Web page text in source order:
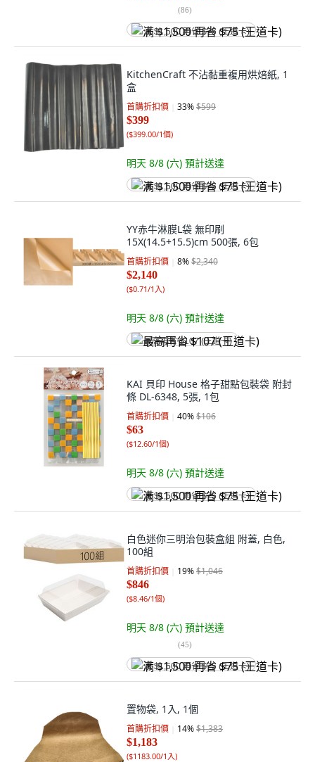
(86)
满 $1,500 再省 $75 (王道卡)
KitchenCraft 不沾黏重複用烘焙紙, 1
盒
首購折扣價 33%$599
$399
($399.00/1個)
明天 8/8 (六) 預計送達
满 $1,500 再省 $75 (王道卡)
YY赤牛淋膜L袋 無印刷
15X(14.5+15.5)cm 500張, 6包
首購折扣價 8%$2,340
$2,140
($0.71/1入)
明天 8/8 (六) 預計送達
最高再省 $107 (王道卡)
KAI 貝印 House 格子甜點包裝袋 附封
條 DL-6348, 5張, 1包
首購折扣價 40%$106
$63
($12.60/1個)
明天 8/8 (六) 預計送達
满 $1,500 再省 $75 (王道卡)
白色迷你三明治包裝盒組 附蓋, 白色,
100組
首購折扣價 19%$1,046
$846
($8.46/1個)
明天 8/8 (六) 預計送達
(45)
满 $1,500 再省 $75 (王道卡)
置物袋, 1入, 1個
首購折扣價 14%$1,383
$1,183
($1183.00/1入)